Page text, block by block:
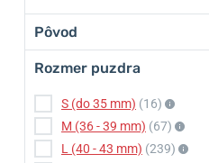
Pôvod
Rozmer puzdra
S (do 35 mm) (16)
M (36 - 39 mm) (67)
L (40 - 43 mm) (239)